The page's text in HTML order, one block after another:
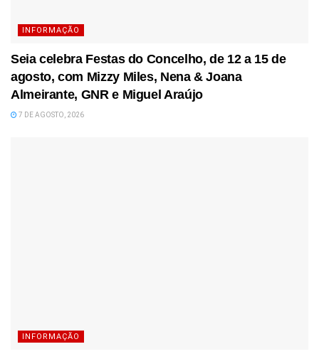
INFORMAÇÃO
Seia celebra Festas do Concelho, de 12 a 15 de
agosto, com Mizzy Miles, Nena & Joana
Almeirante, GNR e Miguel Araújo
7 DE AGOSTO, 2026
INFORMAÇÃO